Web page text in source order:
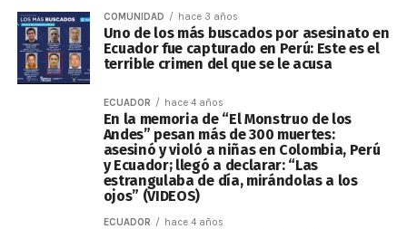
COMUNIDAD hace 3 años
Uno de los más buscados por asesinato en
Ecuador fue capturado en Perú: Este es el
terrible crimen del que se le acusa
ECUADOR hace 4 años
En la memoria de “El Monstruo de los
Andes” pesan más de 300 muertes:
asesinó y violó a niñas en Colombia, Perú
y Ecuador; llegó a declarar: “Las
estrangulaba de día, mirándolas a los
ojos” (VIDEOS)
ECUADOR hace 4 años